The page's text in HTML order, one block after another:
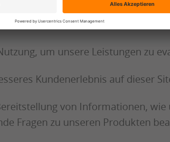
einwandfreien Bereitstellen der
um unsere Leistungen zu
Kundenerlebnis auf dieser
von Informationen,
Fragen zu unseren Produkten